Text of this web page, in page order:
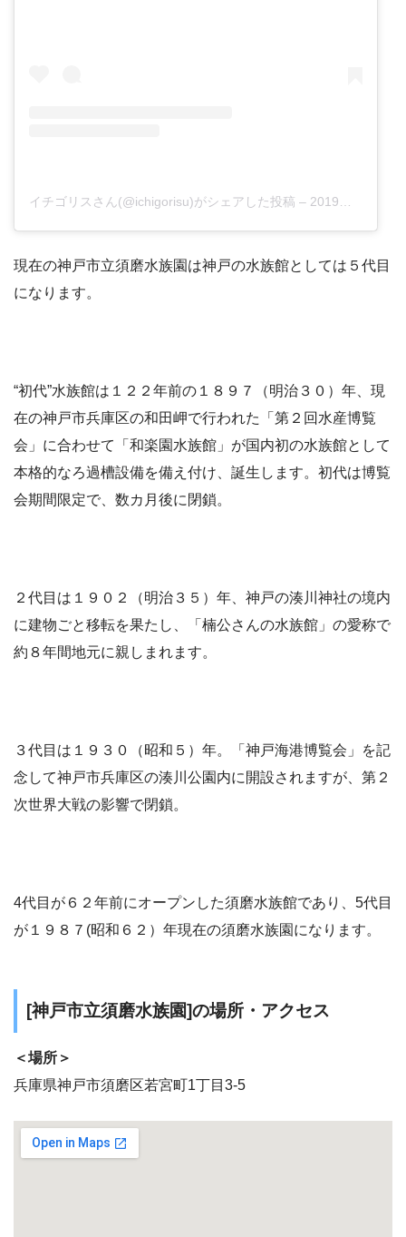
イチゴリスさん(@ichigorisu)がシェアした投稿 – 2019年 2月月14日午後9時29分PST
現在の神戸市立須磨水族園は神戸の水族館としては５代目
になります。
“初代”水族館は１２２年前の１８９７（明治３０）年、現
在の神戸市兵庫区の和田岬で行われた「第２回水産博覧
会」に合わせて「和楽園水族館」が国内初の水族館として
本格的なろ過槽設備を備え付け、誕生します。初代は博覧
会期間限定で、数カ月後に閉鎖。
２代目は１９０２（明治３５）年、神戸の湊川神社の境内
に建物ごと移転を果たし、「楠公さんの水族館」の愛称で
約８年間地元に親しまれます。
３代目は１９３０（昭和５）年。「神戸海港博覧会」を記
念して神戸市兵庫区の湊川公園内に開設されますが、第２
次世界大戦の影響で閉鎖。
4代目が６２年前にオープンした須磨水族館であり、5代目
が１９８７(昭和６２）年現在の須磨水族園になります。
[神戸市立須磨水族園]の場所・アクセス
＜場所＞
兵庫県神戸市須磨区若宮町1丁目3-5